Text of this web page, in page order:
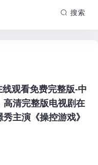
搜索
线观看免费完整版-中
清完整版电视剧在
主演《操控游戏》